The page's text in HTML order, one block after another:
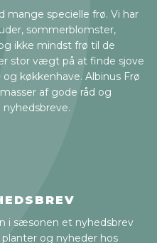
mange specielle frø. Vi har
sommerblomster,
ikke mindst frø til de
stor vægt på at finde sjove
køkkenhave. Albinus Frø
af gode råd og
i sæsonen et nyhedsbrev
og nyheder hos